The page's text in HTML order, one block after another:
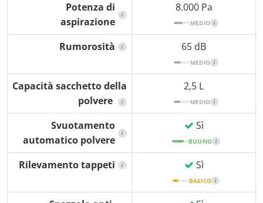
Potenza di
aspirazione
i
8.000 Pa
MEDIO i
Rumorosità i 65 dB
MEDIO i
Capacità sacchetto della
polvere
i
2,5 L
MEDIO i
Svuotamento
automatico polvere
i
Sì
BUONO i
Rilevamento tappeti i Sì
BASICO i